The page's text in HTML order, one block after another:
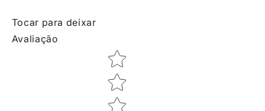
Tocar para deixar
Avaliação
Star rating